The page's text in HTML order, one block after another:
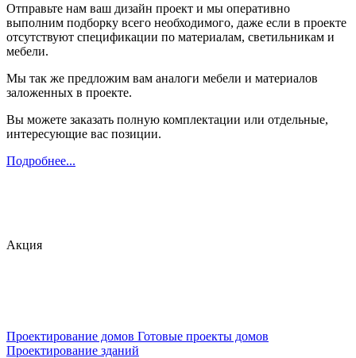
Отправьте нам ваш дизайн проект и мы оперативно
выполним подборку всего необходимого, даже если в проекте
отсутствуют спецификации по материалам, светильникам и
мебели.
Мы так же предложим вам аналоги мебели и материалов
заложенных в проекте.
Вы можете заказать полную комплектации или отдельные,
интересующие вас позиции.
Подробнее...
Акция
Проектирование домов Готовые проекты домов
Проектирование зданий